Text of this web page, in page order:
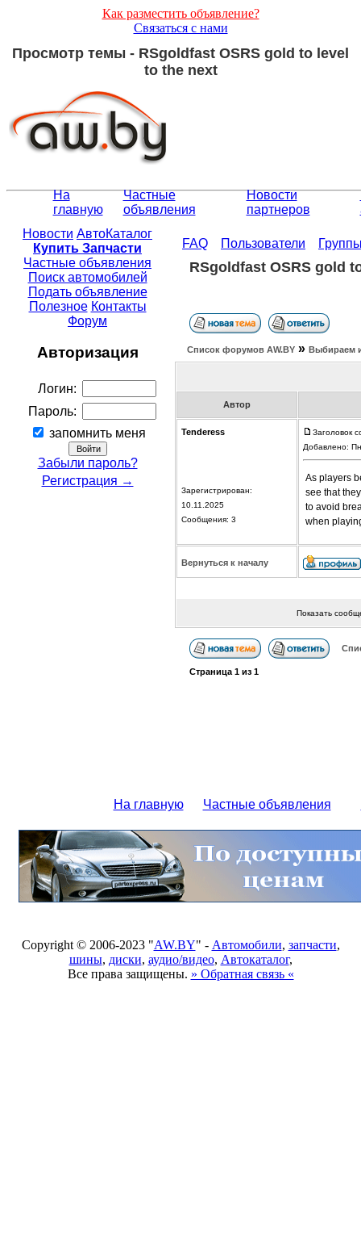
Как разместить объявление?
Связаться с нами
Просмотр темы - RSgoldfast OSRS gold to level
to the next
На
главную
Частные
объявления
Новости
партнеров
Новости АвтоКаталог
Купить Запчасти
Частные объявления
Поиск автомобилей
Подать объявление
Полезное Контакты
Форум
Авторизация
Логин:
Пароль:
запомнить меня
Забыли пароль?
Регистрация →
FAQ Пользователи
RSgoldfast OSRS gold
Список форумов АW.BY » Выбираем
Автор
Tenderess
Зарегистрирован:
10.11.2025
Сообщения: 3
Заголовок
Добавлено:
As players
see that
to avoid
when
Вернуться к началу
Показать
Страница 1из 1
На главную Частные объявления
Copyright © 2006-2023 "AW.BY" - Автомобили, запчасти,
шины, диски, аудио/видео, Автокаталог,
Все права защищены. » Обратная связь «